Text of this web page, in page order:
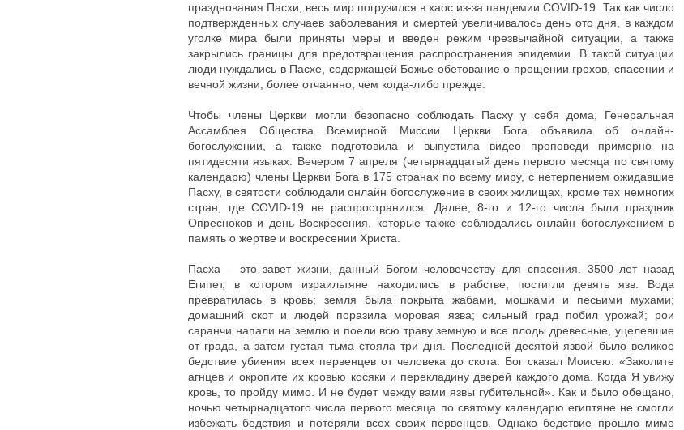
празднования Пасхи, весь мир погрузился в хаос из-за пандемии COVID-19. Так как число
подтвержденных случаев заболевания и смертей увеличивалось день ото дня, в каждом
уголке мира были приняты меры и введен режим чрезвычайной ситуации, а также
закрылись границы для предотвращения распространения эпидемии. В такой ситуации
люди нуждались в Пасхе, содержащей Божье обетование о прощении грехов, спасении и
вечной жизни, более отчаянно, чем когда-либо прежде.
Чтобы члены Церкви могли безопасно соблюдать Пасху у себя дома, Генеральная
Ассамблея Общества Всемирной Миссии Церкви Бога объявила об онлайн-
богослужении, а также подготовила и выпустила видео проповеди примерно на
пятидесяти языках. Вечером 7 апреля (четырнадцатый день первого месяца по святому
календарю) члены Церкви Бога в 175 странах по всему миру, с нетерпением ожидавшие
Пасху, в святости соблюдали онлайн богослужение в своих жилищах, кроме тех немногих
стран, где COVID-19 не распространился. Далее, 8-го и 12-го числа были праздник
Опресноков и день Воскресения, которые также соблюдались онлайн богослужением в
память о жертве и воскресении Христа.
Пасха – это завет жизни, данный Богом человечеству для спасения. 3500 лет назад
Египет, в котором израильтяне находились в рабстве, постигли девять язв. Вода
превратилась в кровь; земля была покрыта жабами, мошками и песьими мухами;
домашний скот и людей поразила моровая язва; сильный град побил урожай; рои
саранчи напали на землю и поели всю траву земную и все плоды древесные, уцелевшие
от града, а затем густая тьма стояла три дня. Последней десятой язвой было великое
бедствие убиения всех первенцев от человека до скота. Бог сказал Моисею: «Заколите
агнцев и окропите их кровью косяки и перекладину дверей каждого дома. Когда Я увижу
кровь, то пройду мимо. И не будет между вами язвы губительной». Как и было обещано,
ночью четырнадцатого числа первого месяца по святому календарю египтяне не смогли
избежать бедствия и потеряли всех своих первенцев. Однако бедствие прошло мимо